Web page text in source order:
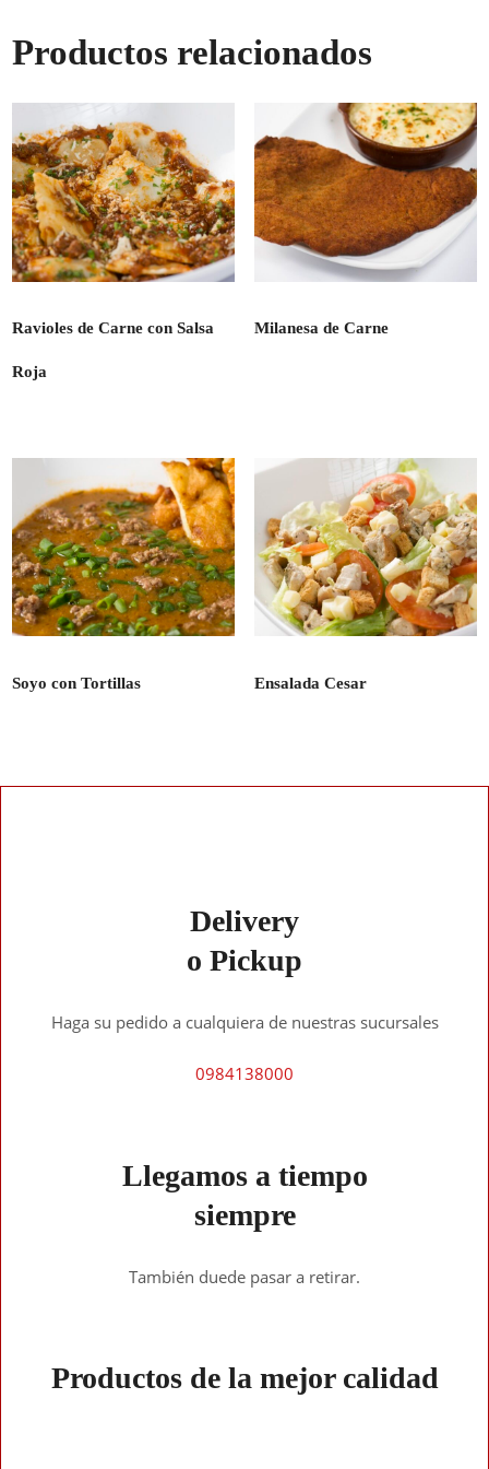
Productos relacionados
Ravioles de Carne con Salsa
Roja
Milanesa de Carne
Soyo con Tortillas Ensalada Cesar
Delivery
o Pickup
Haga su pedido a cualquiera de nuestras sucursales
0984138000
Llegamos a tiempo
siempre
También duede pasar a retirar.
Productos de la mejor calidad